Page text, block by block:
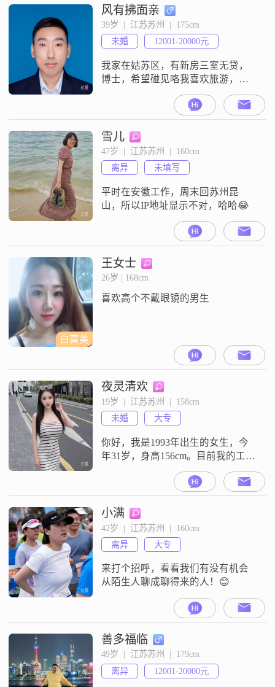
中，我倾向于有话直说，坚持理性
沟通。关于感情，我认为三观契合
和双向奔赴很重要。我具备经济独
立的条件。平时的个人爱好是徒步
探险。如果你也认同这些相处方
式，欢迎你
风有拂面亲
39岁  |  江苏苏州  |  175cm
未婚
12001-20000元
我家在姑苏区，有新房三室无贷，
博士，希望碰见咯我喜欢旅游，读
书，运动，喜欢我目前的生活状
态。我渴望能带着你一起看大海，
去看大草原，买你心爱的东西，去
吃各地美食，一起营造我们的幸福
婚姻，一起慢慢变老。希望能在这
里尽早遇到你。
雪儿
47岁  |  江苏苏州  |  160cm
离异
未填写
平时在安徽工作，周末回苏州昆
山，所以IP地址显示不对，哈哈😂
白富美
王女士
26岁 | 168cm
喜欢高个不戴眼镜的男生
夜灵清欢
19岁  |  江苏苏州  |  158cm
未婚
大专
你好，我是1993年出生的女生，今
年31岁，身高156cm。目前我的工作
地点在苏州，学历是大专，月收入
在12001到20000元之间。关于我的
性格，平时大家都说我是一个温柔
体贴的人，也很善解人意。我平时
性格比较开朗，平时也挺爱笑的。
我觉得生活还是挺有意思的，所以
我一直热爱生活，也喜欢那种精致
生活的状态。对于感情和日子，
小满
42岁  |  江苏苏州  |  160cm
离异
大专
来打个招呼，看看我们有没有机会
从陌生人聊成聊得来的人！😊
善多福临
49岁  |  江苏苏州  |  179cm
离异
12001-20000元